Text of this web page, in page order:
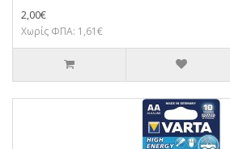
2,00€
Χωρίς ΦΠΑ: 1,61€